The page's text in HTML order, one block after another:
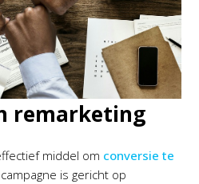
remarketing
middel om conversie te
is gericht op